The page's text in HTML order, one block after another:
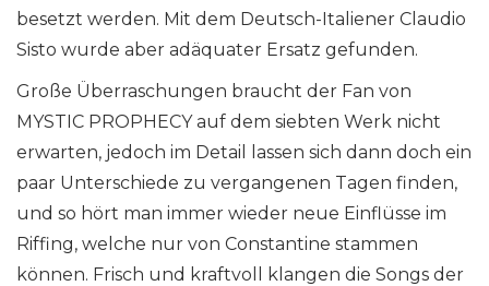
besetzt werden. Mit dem Deutsch-Italiener Claudio
Sisto wurde aber adäquater Ersatz gefunden.
Große Überraschungen braucht der Fan von
MYSTIC PROPHECY auf dem siebten Werk nicht
erwarten, jedoch im Detail lassen sich dann doch ein
paar Unterschiede zu vergangenen Tagen finden,
und so hört man immer wieder neue Einflüsse im
Riffing, welche nur von Constantine stammen
können. Frisch und kraftvoll klangen die Songs der